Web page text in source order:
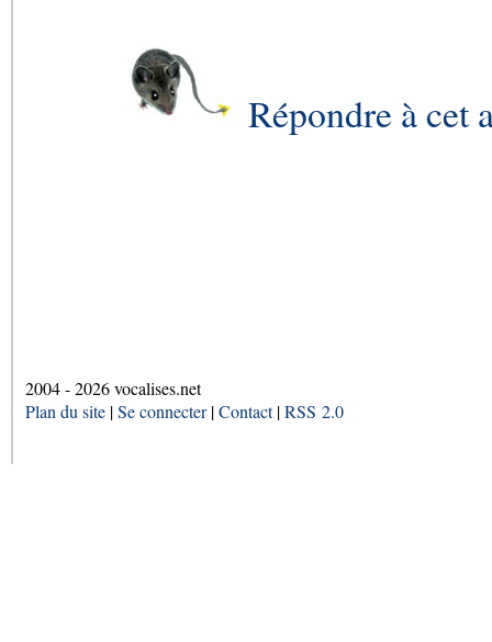
Répondre à cet
2004 - 2026 vocalises.net
Plan du site |Se connecter|Contact|RSS 2.0